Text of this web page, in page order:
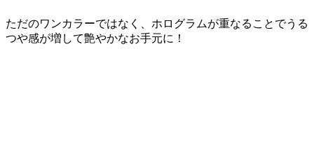
ただのワンカラーではなく、ホログラムが重なることでうる
つや感が増して艶やかなお手元に！